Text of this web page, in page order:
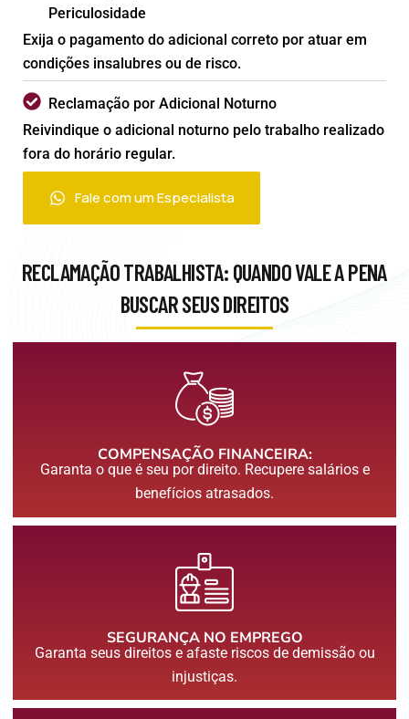
Periculosidade
Exija o pagamento do adicional correto por atuar em
condições insalubres ou de risco.
Reclamação por Adicional Noturno
Reivindique o adicional noturno pelo trabalho realizado
fora do horário regular.
Fale com um Especialista
RECLAMAÇÃO TRABALHISTA: QUANDO VALE A PENA
BUSCAR SEUS DIREITOS
COMPENSAÇÃO FINANCEIRA:
Garanta o que é seu por direito. Recupere salários e
benefícios atrasados.
SEGURANÇA NO EMPREGO
Garanta seus direitos e afaste riscos de demissão ou
injustiças.